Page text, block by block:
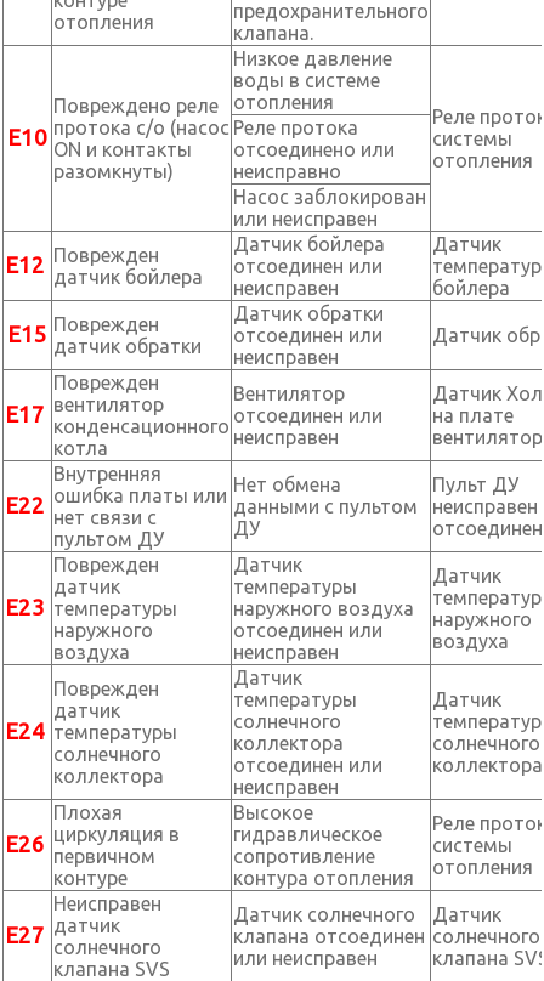
отопления
предохранительного
клапана.
Е10
Повреждено реле
протока с/о (насос
ON и контакты
разомкнуты)
Низкое давление
воды в системе
отопления
Реле
системы
отопления
Реле протока
отсоединено или
неисправно
Насос заблокирован
или неисправен
Е12 Поврежден
датчик бойлера
Датчик бойлера
отсоединен или
неисправен
Датчик
бойлера
Е15 Поврежден
датчик обратки
Датчик обратки
отсоединен или
неисправен
Датчик
Е17
Поврежден
вентилятор
конденсационного
котла
Вентилятор
отсоединен или
неисправен
Датчик
на плате
Е22
Внутренняя
ошибка платы или
нет связи с
пультом ДУ
Нет обмена
данными с пультом
ДУ
Пульт ДУ
неисправен
отсоединен
Е23
Поврежден
датчик
температуры
наружного
воздуха
Датчик
температуры
наружного воздуха
отсоединен или
неисправен
Датчик
наружного
воздуха
Е24
Поврежден
датчик
температуры
солнечного
коллектора
Датчик
температуры
солнечного
коллектора
отсоединен или
неисправен
Датчик
солнечного
Е26
Плохая
циркуляция в
первичном
контуре
Высокое
гидравлическое
сопротивление
контура отопления
Реле
системы
отопления
Е27
Неисправен
датчик
солнечного
клапана SVS
Датчик солнечного
клапана отсоединен
или неисправен
Датчик
солнечного
клапана